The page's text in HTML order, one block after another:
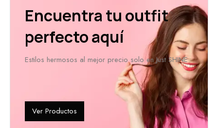
Encuentra tu outfit
perfecto aquí
Estilos hermosos al mejor precio solo en Just SHINE
Ver Productos